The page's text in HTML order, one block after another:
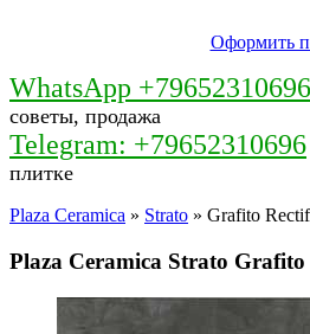
Оформить
WhatsApp +79652310696
советы, продажа
Telegram: +79652310696
плитке
Plaza Ceramica » Strato » Grafito
Plaza Ceramica Strato Grafito